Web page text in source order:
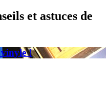
et astuces de
!